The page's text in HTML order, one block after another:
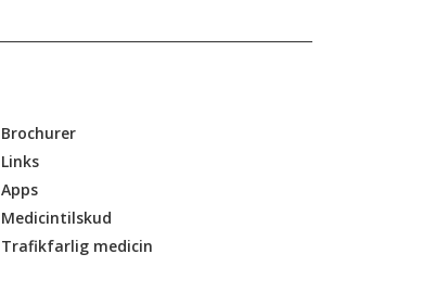
Brochurer
Links
Apps
Medicintilskud
Trafikfarlig medicin